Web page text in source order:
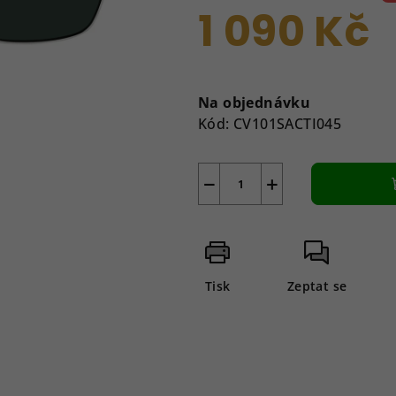
0,0
z
1 090 Kč
cena:
Na objednávku
Kód: CV101SACTI045
+
−
Tisk Zeptat se